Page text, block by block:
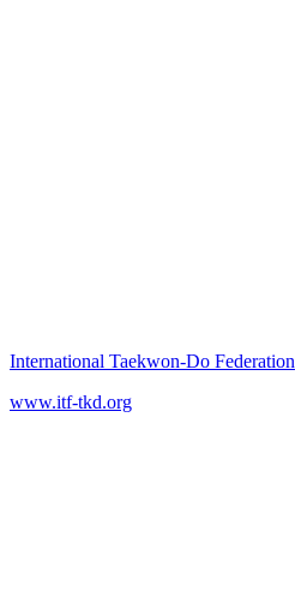
International Taekwon‑Do Federation
www.itf-tkd.org